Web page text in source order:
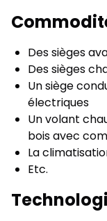
Des sièges
Des sièges
Un siège
électriques
Un volant
bois avec
La
Etc.